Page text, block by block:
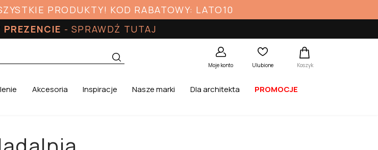
PRODUKTY! KOD RABATOWY: LATO10
- SPRAWDŹ TUTAJ
Moje konto Ulubione Koszyk
Akcesoria Inspiracje Nasze marki Dla architekta PROMOCJE